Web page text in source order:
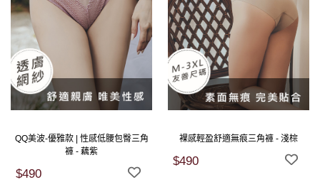
QQ美波-優雅款 | 性感低腰包臀三角
褲 - 藕紫
$490
裸感輕盈舒適無痕三角褲 - 淺棕
$490